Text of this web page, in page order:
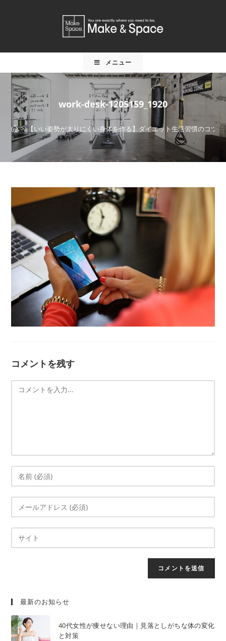
メニュー
work-desk-1205159_1920
> 【いい姿勢が太りにくい身体を作る】ダイエット生活習慣のコツ >
コメントを残す
最新のお知らせ
40代女性が痩せない理由｜見落としがちな体の変化
と対策